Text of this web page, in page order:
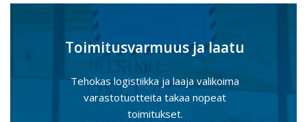
Toimitusvarmuus ja laatu
Tehokas logistiikka ja laaja valikoima
varastotuotteita takaa nopeat
toimitukset.